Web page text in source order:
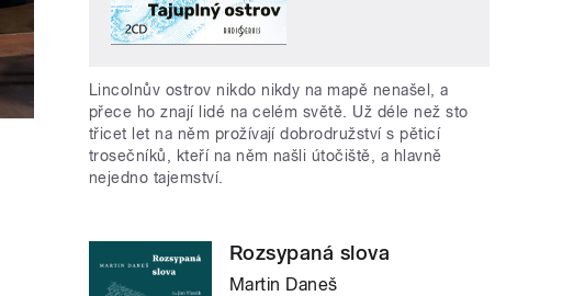
Lincolnův ostrov nikdo nikdy na mapě nenašel, a
přece ho znají lidé na celém světě. Už déle než sto
třicet let na něm prožívají dobrodružství s pěticí
trosečníků, kteří na něm našli útočiště, a hlavně
nejedno tajemství.
Rozsypaná slova
Martin Daneš